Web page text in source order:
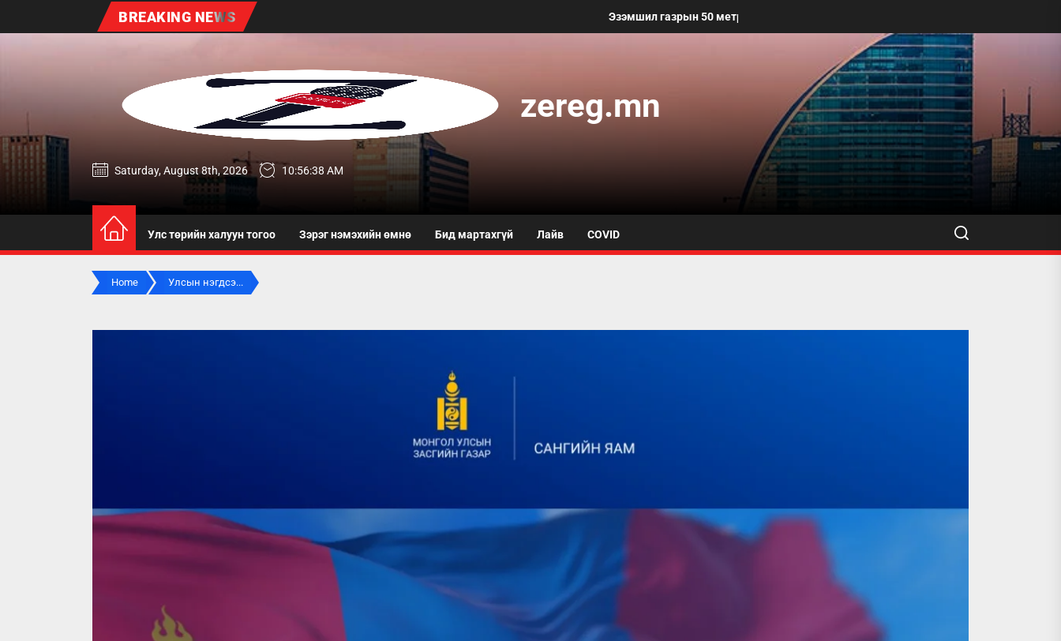
BREAKING NEWS Эзэмшил газрын 50 метр хүртэлх талбайг угааж, өнгө үзэмжийг сайжруулахыг уриалжээ
zereg.mn
zereg.mn
Saturday, August 8th, 2026 10:56:39 AM
Улс төрийн халуун тогоо Зэрэг нэмэхийн өмнө Бид мартахгүй Лайв COVID
Home Улсын нэгдсэ...